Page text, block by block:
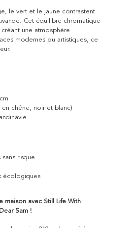
le vert et le jaune contrastent
Cet équilibre chromatique
une atmosphère
modernes ou artistiques, ce
chêne, noir et blanc)
risque
écologiques
avec Still Life With
Sam !